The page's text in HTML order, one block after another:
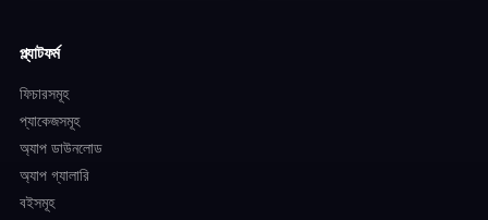
প্ল্যাটফর্ম
ফিচারসমূহ
প্যাকেজসমূহ
অ্যাপ ডাউনলোড
অ্যাপ গ্যালারি
বইসমূহ